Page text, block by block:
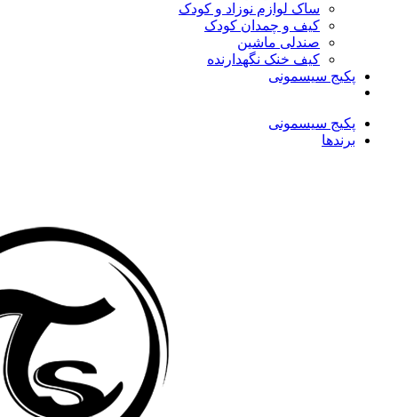
ساک لوازم نوزاد و کودک
کیف و چمدان کودک
صندلی ماشین
کیف خنک نگهدارنده
پکیج سیسمونی
پکیج سیسمونی
برندها